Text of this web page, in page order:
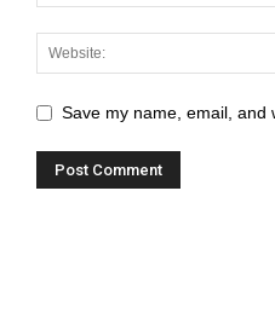
Save my name, email, and